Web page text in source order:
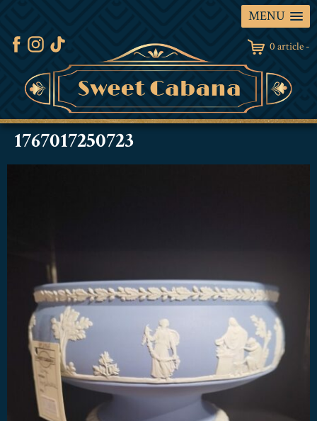
MENU
0 article -
1767017250723